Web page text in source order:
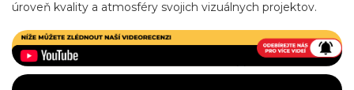
úroveň kvality a atmosféry svojich vizuálnych projektov.